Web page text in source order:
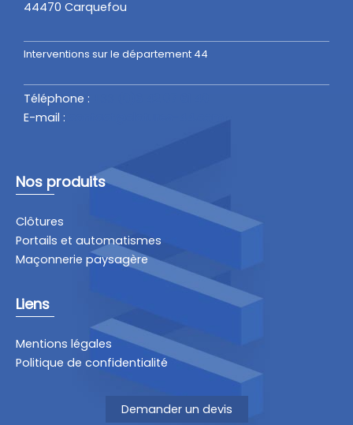
44470 Carquefou
Interventions sur le département 44
Téléphone :
E-mail :
Nos produits
Clôtures
Portails et automatismes
Maçonnerie paysagère
Liens
Mentions légales
Politique de confidentialité
Demander un devis